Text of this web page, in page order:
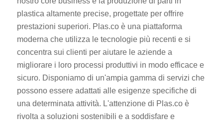
plastica altamente precise, progettate per offrire
prestazioni superiori. Plas.co è una piattaforma
moderna che utilizza le tecnologie più recenti e si
concentra sui clienti per aiutare le aziende a
migliorare i loro processi produttivi in modo efficace e
sicuro. Disponiamo di un'ampia gamma di servizi che
possono essere adattati alle esigenze specifiche di
una determinata attività. L'attenzione di Plas.co è
rivolta a soluzioni sostenibili e a soddisfare e